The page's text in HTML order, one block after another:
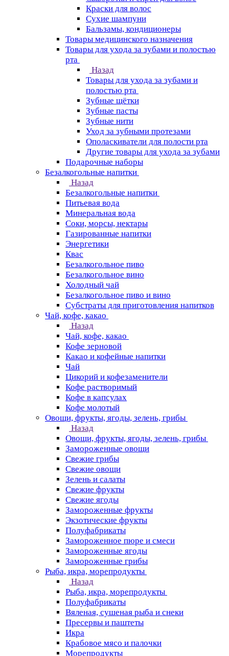
Краски для волос
Сухие шампуни
Бальзамы, кондиционеры
Товары медицинского назначения
Товары для ухода за зубами и полостью
рта
Назад
Товары для ухода за зубами и
полостью рта
Зубные щётки
Зубные пасты
Зубные нити
Уход за зубными протезами
Ополаскиватели для полости рта
Другие товары для ухода за зубами
Подарочные наборы
Безалкогольные напитки
Назад
Безалкогольные напитки
Питьевая вода
Минеральная вода
Соки, морсы, нектары
Газированные напитки
Энергетики
Квас
Безалкогольное пиво
Безалкогольное вино
Холодный чай
Безалкогольное пиво и вино
Субстраты для приготовления напитков
Чай, кофе, какао
Назад
Чай, кофе, какао
Кофе зерновой
Какао и кофейные напитки
Чай
Цикорий и кофезаменители
Кофе растворимый
Кофе в капсулах
Кофе молотый
Овощи, фрукты, ягоды, зелень, грибы
Назад
Овощи, фрукты, ягоды, зелень, грибы
Замороженные овощи
Свежие грибы
Свежие овощи
Зелень и салаты
Свежие фрукты
Свежие ягоды
Замороженные фрукты
Экзотические фрукты
Полуфабрикаты
Замороженное пюре и смеси
Замороженные ягоды
Замороженные грибы
Рыба, икра, морепродукты
Назад
Рыба, икра, морепродукты
Полуфабрикаты
Вяленая, сушеная рыба и снеки
Пресервы и паштеты
Икра
Крабовое мясо и палочки
Морепродукты